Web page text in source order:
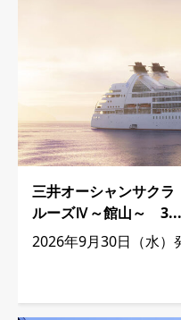
三井オーシャンサク
ルーズⅣ～館山～ 3...
2026年9月30日（水）